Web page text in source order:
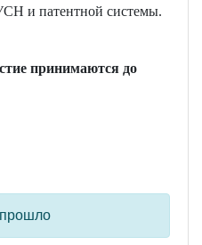
и патентной системы.
принимаются до